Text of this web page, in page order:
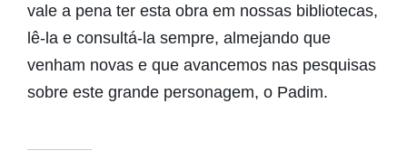
vale a pena ter esta obra em nossas bibliotecas,
lê-la e consultá-la sempre, almejando que
venham novas e que avancemos nas pesquisas
sobre este grande personagem, o Padim.